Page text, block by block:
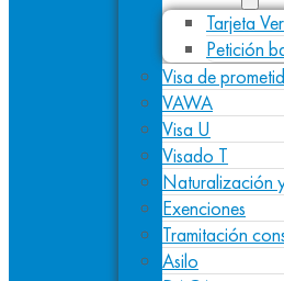
Tarjeta
Petición
Visa de
VAWA
Visa U
Visado T
Naturalización
Exenciones
Tramitación
Asilo